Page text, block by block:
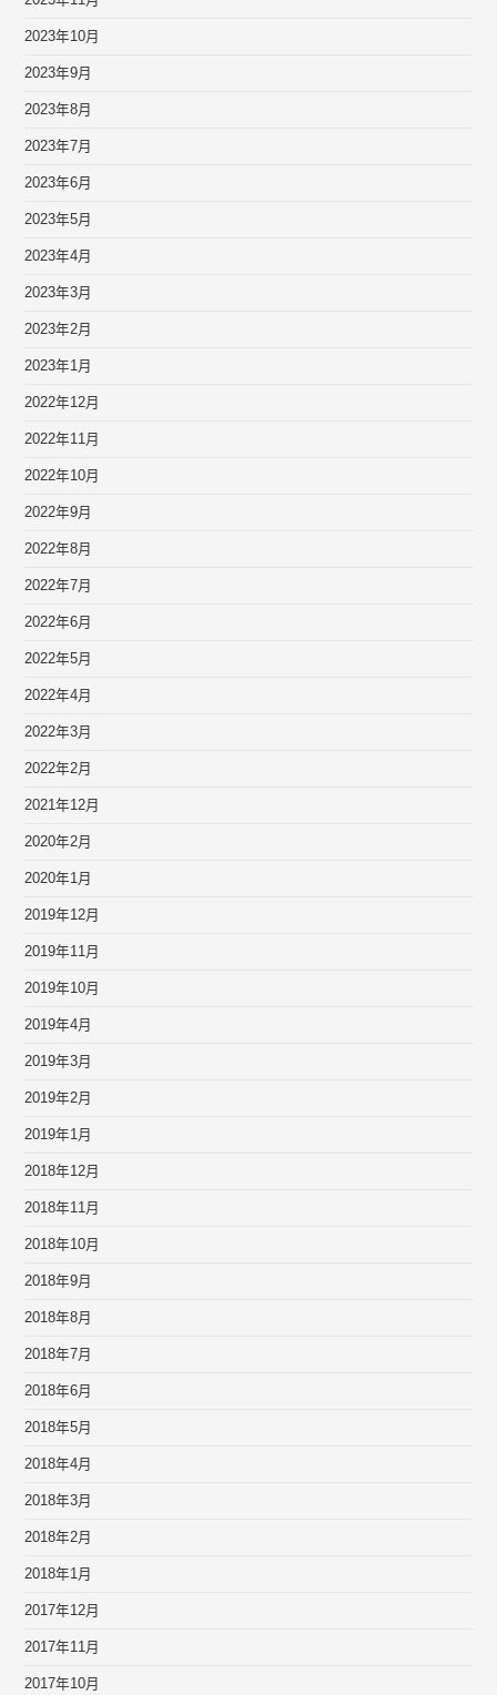
2023年10月
2023年9月
2023年8月
2023年7月
2023年6月
2023年5月
2023年4月
2023年3月
2023年2月
2023年1月
2022年12月
2022年11月
2022年10月
2022年9月
2022年8月
2022年7月
2022年6月
2022年5月
2022年4月
2022年3月
2022年2月
2021年12月
2020年2月
2020年1月
2019年12月
2019年11月
2019年10月
2019年4月
2019年3月
2019年2月
2019年1月
2018年12月
2018年11月
2018年10月
2018年9月
2018年8月
2018年7月
2018年6月
2018年5月
2018年4月
2018年3月
2018年2月
2018年1月
2017年12月
2017年11月
2017年10月